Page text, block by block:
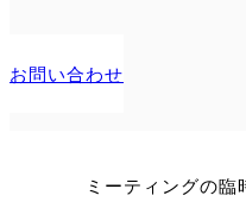
お問い合わせ
ミーティングの